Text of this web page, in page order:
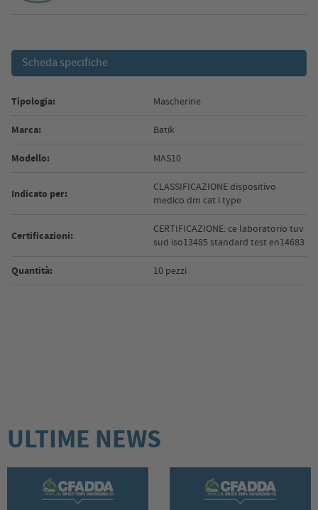
Scheda specifiche
Tipologia: Mascherine
Marca: Batik
Modello: MAS10
Indicato per:
CLASSIFICAZIONE dispositivo
medico dm cat i type
Certificazioni:
CERTIFICAZIONE: ce laboratorio tuv
sud iso13485 standard test en14683
Quantità: 10 pezzi
ULTIME NEWS